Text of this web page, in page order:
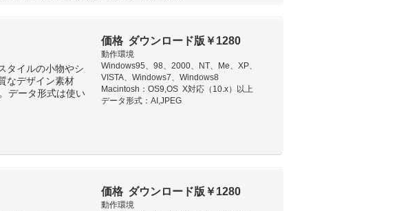
タイルの小物やシ
なデザイン素材
データ形式は使い
価格 ダウンロード版￥1280
動作環境
Windows95、98、2000、NT、Me、XP、
VISTA、Windows7、Windows8
Macintosh：OS9,OS X対応（10.x）以上
データ形式：AI,JPEG
価格 ダウンロード版￥1280
動作環境